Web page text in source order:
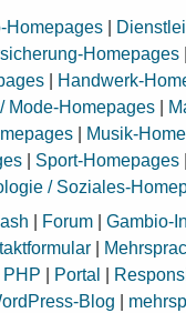
Homepages
Homepages
Handwerk-
Mode-Homepages
Musik-
Sport-Homepages
/ Soziales-
Forum |Gambio-
PHP Portal
Blog